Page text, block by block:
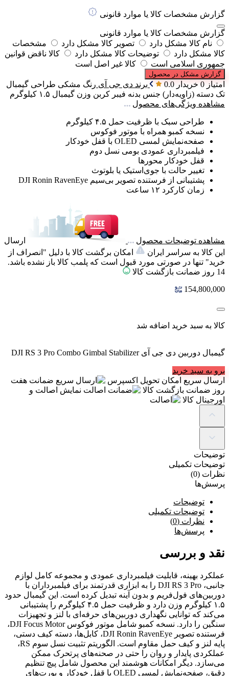
گزارش مشخصات کالا یا موارد قانونی
گزارش مشخصات کالا یا موارد قانونی
نام کالا مشکل دارد
تصویر کالا مشکل دارد
مشخصات
کالا مشکل دارد
توضیحات کالا مشکل دارد
کالا ناقض قوانین
جمهوری اسلامی است
کالا غیر اصل است
گزارش مشکل در محصول
امتیاز 0 خریدار 0.0 برند دی جی آی رنگ مشکی طراحی گیمبال
تک دسته (زاویه‌دار) جنس بدنه فیبر کربن وزن گیمبال ۱.۵ کیلوگرم
مشاهده ویژگی‌های محصول
طراحی سبک با ظرفیت حمل ۴.۵ کیلوگرم
نسخه کمبو همراه با موتور فوکوس
صفحه‌نمایش لمسی OLED با قفل خودکار
فیلمبرداری عمودی بومی نسل دوم
قفل خودکار محورها
تغییر حالت با جوی‌استیک یا بلوتوث
پشتیبانی از فرستنده تصویر بی‌سیم DJI Ronin RavenEye
زمان کارکرد ۱۲ ساعت
مشاهده توضیحات محصول
ارسال
این کالا به سراسر ایران
امکان برگشت کالا با دلیل "انصراف از
خرید" تنها در صورتی مورد قبول است که پلمب کالا باز نشده باشد.
14 روز ضمانت بازگشت کالا
154,800,000
کالا به سبد خرید اضافه شد
گیمبال دوربین دی جی آی DJI RS 3 Pro Combo Gimbal Stabilizer
برو به سبد خرید
ارسال سریع امکان تحویل اکسپرس ضمانت هفت
روز ضمانت بازگشت کالا
اصالت نمایش اصالت و
اورجینال کالا
توضیحات
توضیحات تکمیلی
نظرات (0)
پرسش‌ها
توضیحات
توضیحات تکمیلی
نظرات (0)
پرسش‌ها
نقد و بررسی
عملکرد بهینه، قابلیت فیلمبرداری عمودی و مجموعه کامل لوازم
جانبی، DJI RS 3 Pro را به ابزاری قدرتمند برای فیلمبرداران با
دوربین‌های فول‌فریم و بدون آینه تبدیل کرده است. این گیمبال حدود
۱.۵ کیلوگرم وزن دارد و ظرفیت حمل ۴.۵ کیلوگرم را پشتیبانی
می‌کند که توانایی نگهداری دوربین‌های حرفه‌ای با لنز و تجهیزات
سنگین را دارد. نسخه کمبو شامل موتور فوکوس DJI Focus Motor،
فرستنده تصویر DJI Ronin RavenEye، کابل‌ها، دسته کیف دستی،
پایه لنز و کیف حمل مقاوم است. الگوریتم تثبیت نسل سوم RS،
عملکردی پایدار و روان را حتی در صحنه‌های پرتحرک ممکن
می‌سازد. دیگر امکانات هوشمند این محصول شامل پیچ تنظیم
دقیق، صفحه‌نمایش لمسی OLED با قفل خودکار و پورت‌های